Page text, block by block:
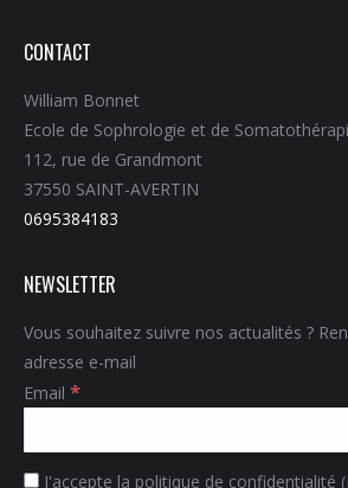
CONTACT
William Bonnet
Ecole de Sophrologie et de
112, rue de Grandmont
37550 SAINT-AVERTIN
0695384183
NEWSLETTER
Vous souhaitez suivre nos actualités ?
adresse e-mail
Email *
J'accepte la politique de confidentialité (